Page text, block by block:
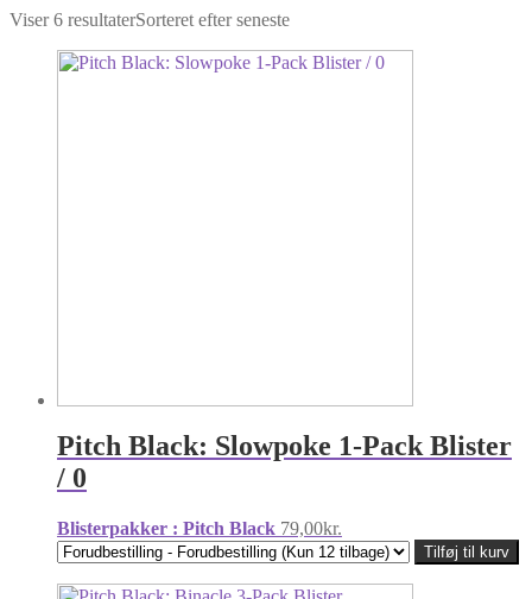
Viser 6 resultaterSorteret efter seneste
Pitch Black: Slowpoke 1-Pack Blister
/ 0
Blisterpakker : Pitch Black 79,00kr.
Tilføj til kurv